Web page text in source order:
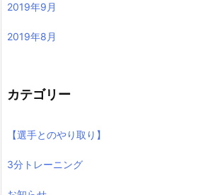
2019年9月
2019年8月
カテゴリー
【選手とのやり取り】
3分トレーニング